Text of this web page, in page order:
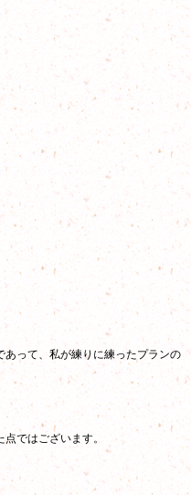
って、私が練りに練ったプランの
ではございます。